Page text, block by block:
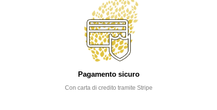
Pagamento sicuro
Con carta di credito tramite Stripe